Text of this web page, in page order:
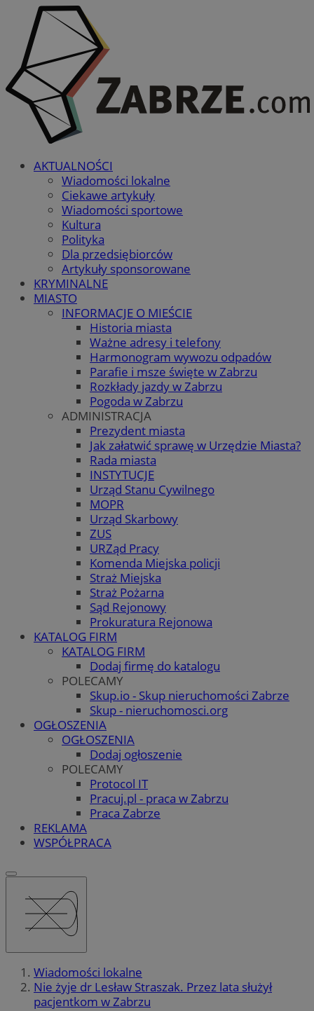
AKTUALNOŚCI
Wiadomości lokalne
Ciekawe artykuły
Wiadomości sportowe
Kultura
Polityka
Dla przedsiębiorców
Artykuły sponsorowane
KRYMINALNE
MIASTO
INFORMACJE O MIEŚCIE
Historia miasta
Ważne adresy i telefony
Harmonogram wywozu odpadów
Parafie i msze święte w Zabrzu
Rozkłady jazdy w Zabrzu
Pogoda w Zabrzu
ADMINISTRACJA
Prezydent miasta
Jak załatwić sprawę w Urzędzie Miasta?
Rada miasta
INSTYTUCJE
Urząd Stanu Cywilnego
MOPR
Urząd Skarbowy
ZUS
URZąd Pracy
Komenda Miejska policji
Straż Miejska
Straż Pożarna
Sąd Rejonowy
Prokuratura Rejonowa
KATALOG FIRM
KATALOG FIRM
Dodaj firmę do katalogu
POLECAMY
Skup.io - Skup nieruchomości Zabrze
Skup - nieruchomosci.org
OGŁOSZENIA
OGŁOSZENIA
Dodaj ogłoszenie
POLECAMY
Protocol IT
Pracuj.pl - praca w Zabrzu
Praca Zabrze
REKLAMA
WSPÓŁPRACA
Wiadomości lokalne
Nie żyje dr Lesław Straszak. Przez lata służył
pacjentkom w Zabrzu